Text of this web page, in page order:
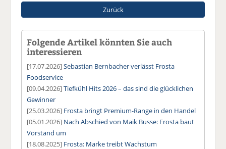
Zurück
Folgende Artikel könnten Sie auch
interessieren
[17.07.2026]Sebastian Bernbacher verlässt Frosta
Foodservice
[09.04.2026]Tiefkühl Hits 2026 – das sind die glücklichen
Gewinner
[25.03.2026] Frosta bringt Premium-Range in den Handel
[05.01.2026] Nach Abschied von Maik Busse: Frosta baut
Vorstand um
[18.08.2025] Frosta: Marke treibt Wachstum